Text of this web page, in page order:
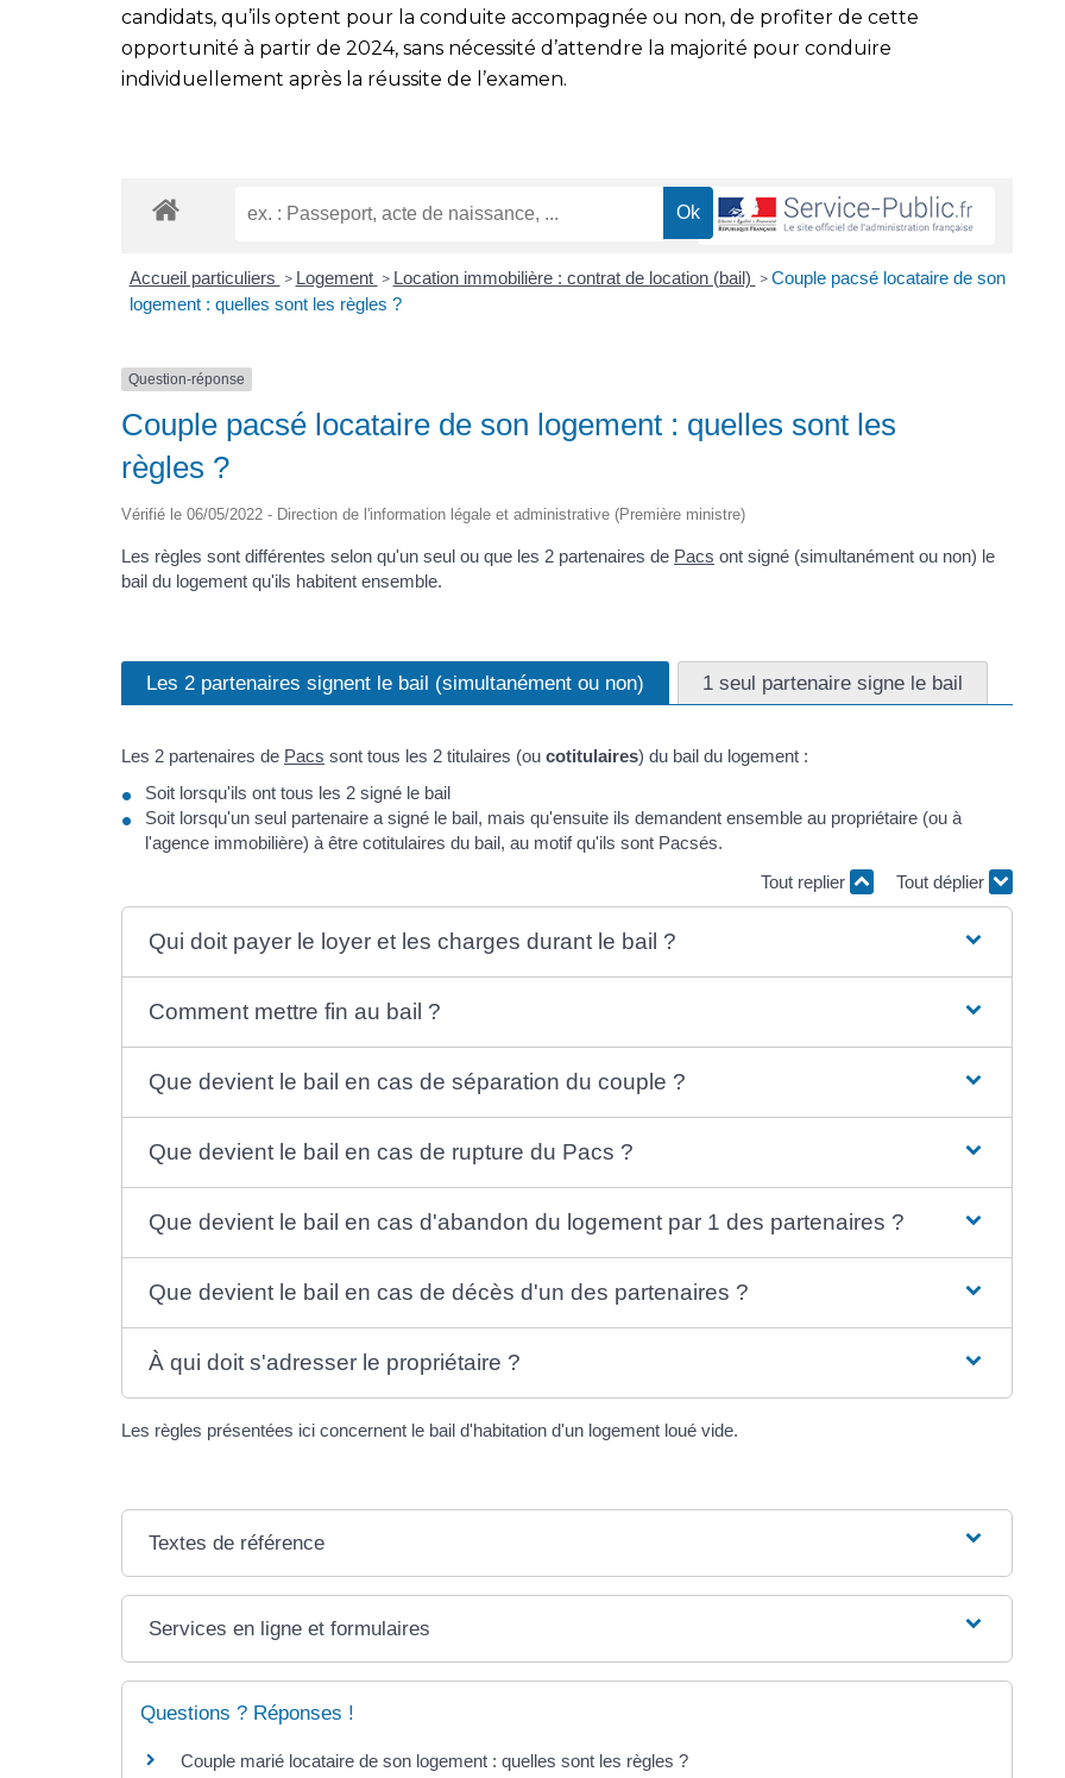
candidats, qu’ils optent pour la conduite accompagnée ou non, de profiter de cette
opportunité à partir de 2024, sans nécessité d’attendre la majorité pour conduire
individuellement après la réussite de l’examen.
Accueil particuliers > Logement > Location immobilière : contrat de location (bail) > Couple pacsé locataire de son
logement : quelles sont les règles ?
Question-réponse
Couple pacsé locataire de son logement : quelles sont les
règles ?
Vérifié le 06/05/2022 - Direction de l'information légale et administrative (Première ministre)
Les règles sont différentes selon qu'un seul ou que les 2 partenaires de Pacs ont signé (simultanément ou non) le
bail du logement qu'ils habitent ensemble.
Les 2 partenaires signent le bail (simultanément ou non) 1 seul partenaire signe le bail
Les 2 partenaires de Pacs sont tous les 2 titulaires (ou cotitulaires) du bail du logement :
Soit lorsqu'ils ont tous les 2 signé le bail
Soit lorsqu'un seul partenaire a signé le bail, mais qu'ensuite ils demandent ensemble au propriétaire (ou à
l'agence immobilière) à être cotitulaires du bail, au motif qu'ils sont Pacsés.
Tout replier
Tout déplier
Qui doit payer le loyer et les charges durant le bail ?
Comment mettre fin au bail ?
Que devient le bail en cas de séparation du couple ?
Que devient le bail en cas de rupture du Pacs ?
Que devient le bail en cas d'abandon du logement par 1 des partenaires ?
Que devient le bail en cas de décès d'un des partenaires ?
À qui doit s'adresser le propriétaire ?
Les règles présentées ici concernent le bail d'habitation d'un logement loué vide.
Textes de référence
Services en ligne et formulaires
Questions ? Réponses !
Couple marié locataire de son logement : quelles sont les règles ?